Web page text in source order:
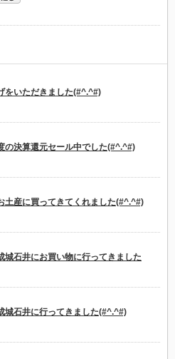
をいただきました(#^.^#)
の決算還元セール中でした(#^.^#)
土産に買ってきてくれました(#^.^#)
城石井にお買い物に行ってきました
城石井に行ってきました(#^.^#)